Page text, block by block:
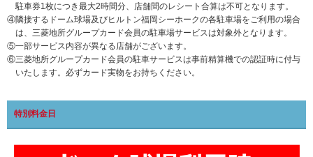
駐車券1枚につき最大2時間分、店舗間のレシート合算は不可となります。
④隣接するドーム球場及びヒルトン福岡シーホークの各駐車場をご利用の場合
は、三菱地所グループカード会員の駐車場サービスは対象外となります。
⑤一部サービス内容が異なる店舗がございます。
⑥三菱地所グループカード会員の駐車サービスは事前精算機での認証時に付与
いたします。必ずカード実物をお持ちください。
特別料金日